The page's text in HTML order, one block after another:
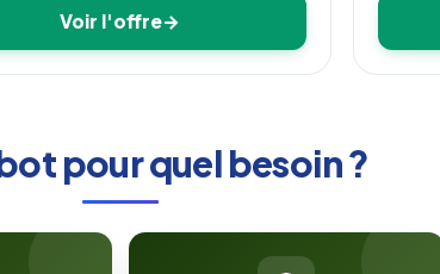
Voir l'offre
pour quel besoin ?